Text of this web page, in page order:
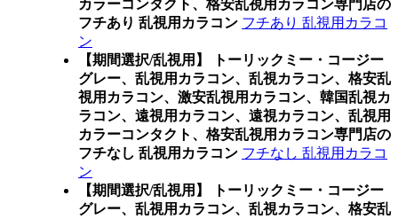
カラーコンタクト、格安乱視用カラコン専門店の
フチあり 乱視用カラコン フチあり 乱視用カラコ
ン
【期間選択/乱視用】 トーリックミー・コージー
グレー、乱視用カラコン、乱視カラコン、格安乱
視用カラコン、激安乱視用カラコン、韓国乱視カ
ラコン、遠視用カラコン、遠視カラコン、乱視用
カラーコンタクト、格安乱視用カラコン専門店の
フチなし 乱視用カラコン フチなし 乱視用カラコ
ン
【期間選択/乱視用】 トーリックミー・コージー
グレー、乱視用カラコン、乱視カラコン、格安乱